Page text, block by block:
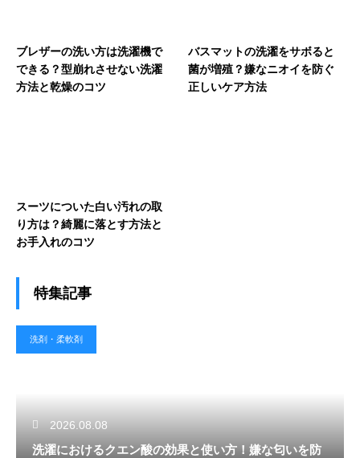
ブレザーの洗い方は洗濯機で
できる？型崩れさせない洗濯
方法と乾燥のコツ
バスマットの洗濯をサボると
菌が増殖？嫌なニオイを防ぐ
正しいケア方法
スーツについた白い汚れの取
り方は？綺麗に落とす方法と
お手入れのコツ
特集記事
洗剤・柔軟剤
2026.08.08
洗濯におけるクエン酸の効果と使い方！嫌な匂いを防